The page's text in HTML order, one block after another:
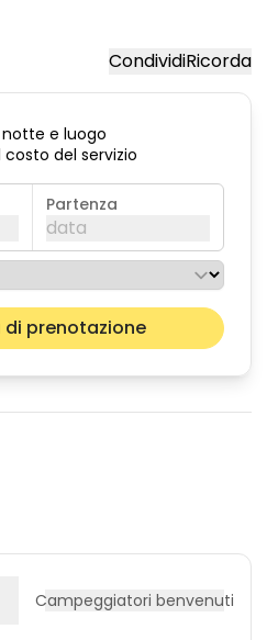
CondividiRicorda
e luogo
costo del servizio
Partenza
data
Il
gio ven sab
di prenotazione
Campeggiatori benvenuti